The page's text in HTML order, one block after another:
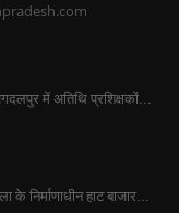
में अतिथि प्रशिक्षकों...
के निर्माणाधीन हाट बाजार...